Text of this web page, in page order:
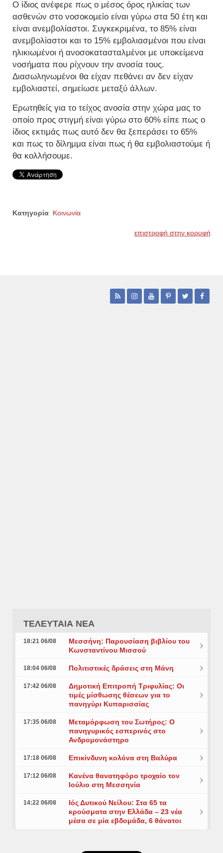
Ο ίδιος ανέφερε πως ο μέσος όρος ηλικίας των
ασθενών στο νοσοκομείο είναι γύρω στα 50 έτη και
είναι ανεμβολίαστοι. Συγκεκριμένα, το 85% είναι
ανεμβολίαστοι και το 15% εμβολιασμένοι που είναι
ηλικιωμένοι ή ανοσοκατασταλμένοι με υποκείμενα
νοσήματα που ρίχνουν την ανοσία τους.
Διασωληνωμένοι θα είχαν πεθάνει αν δεν είχαν
εμβολιαστεί, σημείωσε μεταξύ άλλων.
Ερωτηθείς για το τείχος ανοσία στην χώρα μας το
οποίο προς στιγμή είναι γύρω στο 60% είπε πως ο
ίδιος εκτιμάς πως αυτό δεν θα ξεπεράσει το 65%
και πως το δίλημμα είναι πως ή θα εμβολιαστούμε ή
θα κολλήσουμε.
Κατηγορία Κοινωνία
επιστροφή στην κορυφή
ΤΕΛΕΥΤΑΙΑ ΝΕΑ
18:21 06/08
Μεσσήνη: Παρουσίαση βιβλίου του
Κωνσταντίνου Μισσού
18:04 06/08 Πολιτιστικές δράσεις στη Μάνη
17:42 06/08
Δημοτική Επιτροπή Τριφυλίας: Οι
τιμές μίσθωσης θέσεων για το
πανηγύρι Κυπαρισσίας
17:35 06/08
Μεταμόρφωση του Σωτήρος: Ο
πανηγυρικός εσπερινός στο
Ανδρομονάστηρο
17:18 06/08 Επικίνδυνη κολόνα στη Βαλύρα
17:12 06/08
Κανένα θανατηφόρο τροχαίο τον
Ιούλιο στη Μεσσηνία
14:22 06/08
Ιός Δυτικού Νείλου: Στα 65 τα
κρούσματα στην Ελλάδα – 23 νέα
μέσα σε μία εβδομάδα, 6 θάνατοι